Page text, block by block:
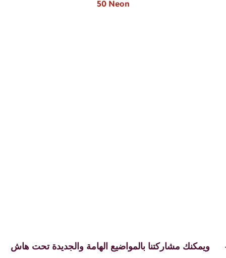
50 Neon
ويمكنك مشاركتنا بالمواضيع الهامة والجديدة تحت هاش